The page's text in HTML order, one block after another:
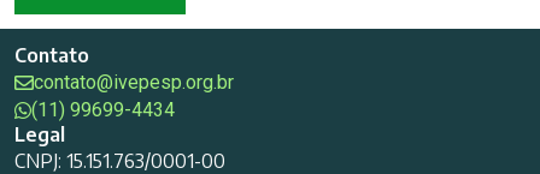
Contato
contato@ivepesp.org.br
(11) 99699-4434
Legal
CNPJ: 15.151.763/0001-00